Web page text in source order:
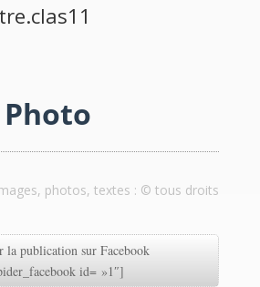
photos, textes : © tous droits
la publication sur Facebook
id= »1″]